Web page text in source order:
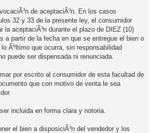
de aceptaciÃ³n. En los casos
32 y 33 de la presente ley, el consumidor
la aceptaciÃ³n durante el plazo de DIEZ (10)
a partir de la fecha en que se entregue el bien o
Ãºltimo que ocurra, sin responsabilidad
puede ser dispensada ni renunciada.
por escrito al consumidor de esta facultad de
que con motivo de venta le sea
incluida en forma clara y notoria.
el bien a disposiciÃ³n del vendedor y los